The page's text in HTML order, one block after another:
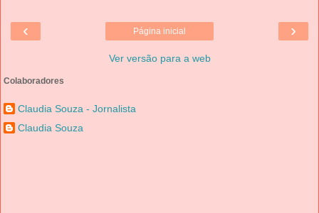
‹ ›
Página inicial
Ver versão para a web
Colaboradores
Claudia Souza - Jornalista
Claudia Souza